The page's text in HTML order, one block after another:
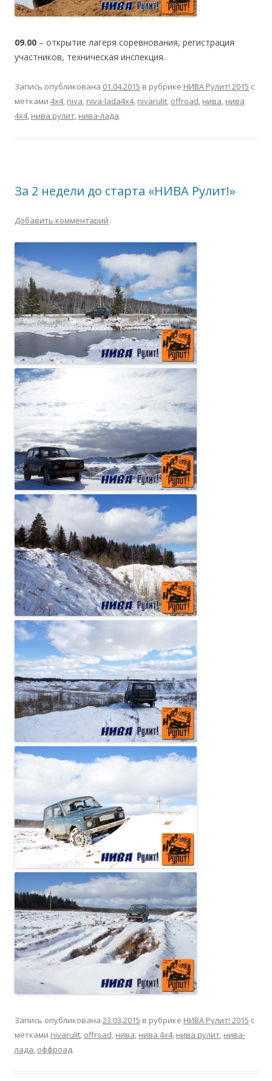
09.00 – открытие лагеря соревнования, регистрация
участников, техническая инспекция.
Запись опубликована 01.04.2015 в рубрике НИВА Рулит! 2015 с
метками 4х4, niva, niva-lada4x4, nivarulit, offroad, нива, нива
4х4, нива рулит, нива-лада.
За 2 недели до старта «НИВА Рулит!»
Добавить комментарий
Запись опубликована 23.03.2015 в рубрике НИВА Рулит! 2015 с
метками nivarulit, offroad, нива, нива 4х4, нива рулит, нива-
лада, оффроад.